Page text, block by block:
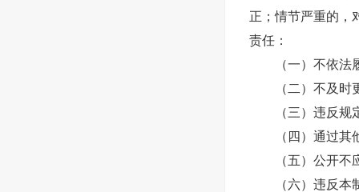
正；情节严重的，
责任：
（一）不依法履
（二）不及时更
（三）违反规
（四）通过其他
（五）公开不应
（六）违反本